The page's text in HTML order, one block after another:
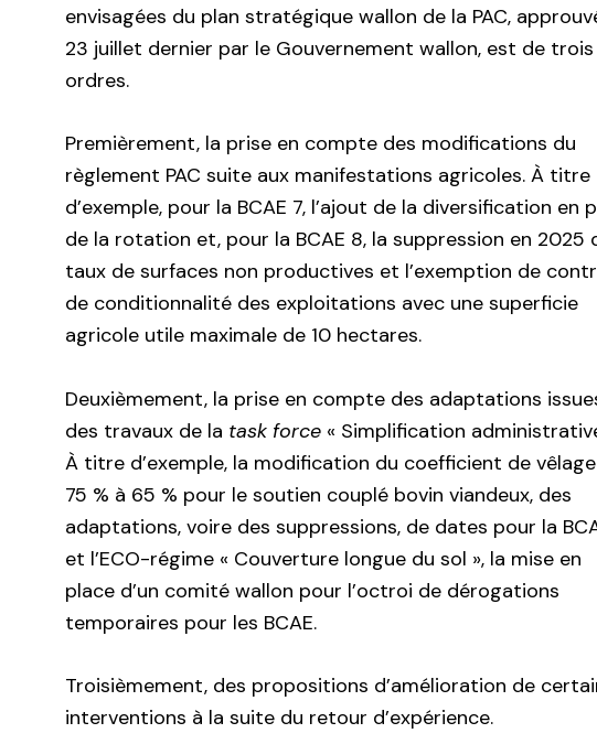
envisagées du plan stratégique wallon de la PAC,
23 juillet dernier par le Gouvernement wallon, est de trois
ordres.
Premièrement, la prise en compte des modifications du
règlement PAC suite aux manifestations agricoles. À titre
d’exemple, pour la BCAE 7, l’ajout de la diversification en
de la rotation et, pour la BCAE 8, la suppression en 2025
taux de surfaces non productives et l’exemption de
de conditionnalité des exploitations avec une superficie
agricole utile maximale de 10 hectares.
Deuxièmement, la prise en compte des adaptations
des travaux de la task force « Simplification
À titre d’exemple, la modification du coefficient de
75 % à 65 % pour le soutien couplé bovin viandeux, des
adaptations, voire des suppressions, de dates pour la
et l’ECO-régime « Couverture longue du sol », la mise en
place d’un comité wallon pour l’octroi de dérogations
temporaires pour les BCAE.
Troisièmement, des propositions d’amélioration de
interventions à la suite du retour d’expérience.